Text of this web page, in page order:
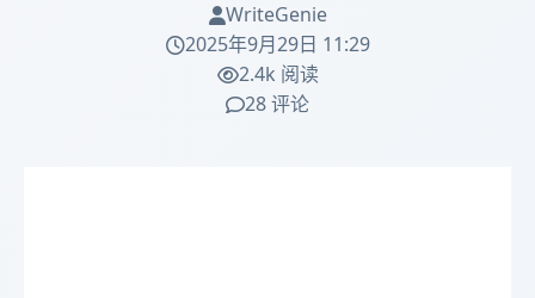
WriteGenie
2025年9月29日 11:29
2.4k 阅读
28 评论